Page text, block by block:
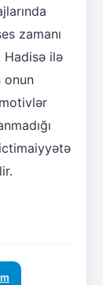
zamanı
Hadisə ilə
onun